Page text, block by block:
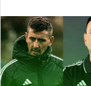
ממשית לשתי
עדי צור
ולא משאיר לשוער